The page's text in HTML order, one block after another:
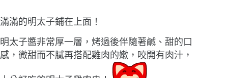
滿滿的明太子鋪在上面！
明太子醬非常厚一層，烤過後伴隨著鹹、甜的口
感，微甜而不膩再搭配雞肉的嫩，咬開有肉汁，